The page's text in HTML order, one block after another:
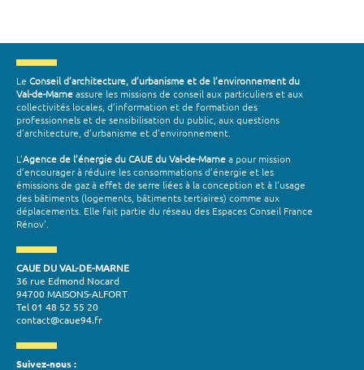
Le Conseil d’architecture, d’urbanisme et de l’environnement du
Val-de-Marneassure les missions de conseil aux particuliers et aux
collectivités locales, d’information et de formation des
professionnels et de sensibilisation du public, aux questions
d’architecture, d’urbanisme et d’environnement.
L’Agence de l’énergie du CAUE du Val-de-Marnea pour mission
d’encourager à réduire les consommations d’énergie et les
émissions de gaz à effet de serre liées à la conception et à l’usage
des bâtiments (logements, bâtiments tertiaires) comme aux
déplacements. Elle fait partie du réseau des Espaces Conseil France
Rénov'.
CAUE DU VAL-DE-MARNE
36 rue Edmond Nocard
94700 MAISONS-ALFORT
Tel 01 48 52 55 20
contact@caue94.fr
Suivez-nous :